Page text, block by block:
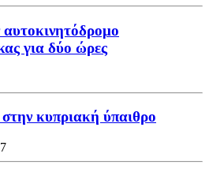
για δύο ώρες
κυπριακή ύπαιθρο